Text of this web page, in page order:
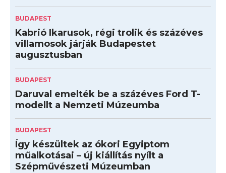
BUDAPEST
Kabrió Ikarusok, régi trolik és százéves
villamosok járják Budapestet
augusztusban
BUDAPEST
Daruval emelték be a százéves Ford T-
modellt a Nemzeti Múzeumba
BUDAPEST
Így készültek az ókori Egyiptom
műalkotásai – új kiállítás nyílt a
Szépművészeti Múzeumban